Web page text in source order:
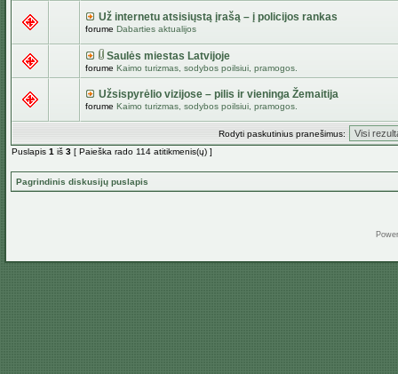
Už internetu atsisiųstą įrašą – į policijos rankas
forume Dabarties aktualijos
Saulės miestas Latvijoje
forume Kaimo turizmas, sodybos poilsiui, pramogos.
Užsispyrėlio vizijose – pilis ir vieninga Žemaitija
forume Kaimo turizmas, sodybos poilsiui, pramogos.
Rodyti paskutinius pranešimus:
Puslapis 1 iš 3 [ Paieška rado 114 atitikmenis(ų) ]
Pagrindinis diskusijų puslapis